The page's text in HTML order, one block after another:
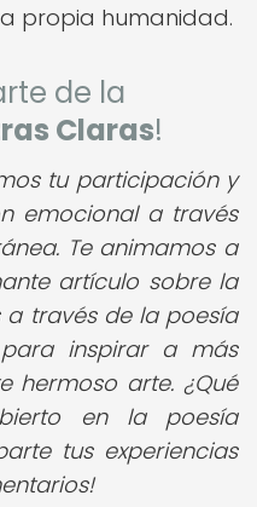
propia humanidad.
de la
Claras!
tu participación y
emocional a través
Te animamos a
artículo sobre la
a través de la poesía
inspirar a más
hermoso arte. ¿Qué
en la poesía
tus experiencias